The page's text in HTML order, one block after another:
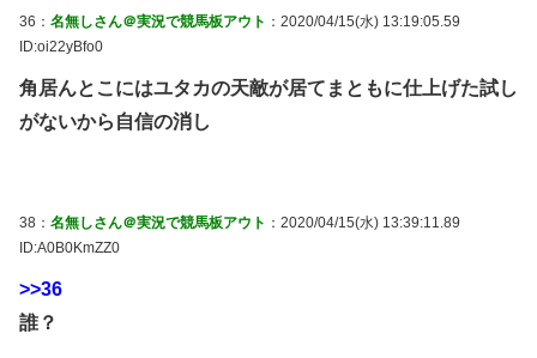
36： 名無しさん＠実況で競馬板アウト ：2020/04/15(水) 13:19:05.59
ID:oi22yBfo0
角居んとこにはユタカの天敵が居てまともに仕上げた試し
がないから自信の消し
38： 名無しさん＠実況で競馬板アウト ：2020/04/15(水) 13:39:11.89
ID:A0B0KmZZ0
>>36
誰？